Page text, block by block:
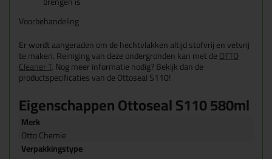
Voorbehandeling
Er wordt aangeraden om de hechtvlakken altijd stofvrij en vetvrij
te maken. Reiniging van deze ondergronden kan met deOTTO
Cleaner T. Nog meer informatie nodig? Bekijk dan de
productspecificaties van de Ottoseal S110!
Eigenschappen Ottoseal S110 580ml
Merk
Otto Chemie
Verpakkingstype